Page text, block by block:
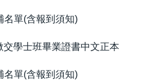
名單(含報到須知)
學士班畢業證書中文正本
名單(含報到須知)